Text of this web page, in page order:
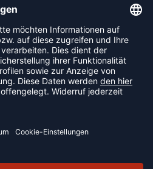
UND VERPASSE KEINE
ANMELDEN
US